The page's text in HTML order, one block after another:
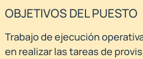
OBJETIVOS DEL PUESTO
Trabajo de ejecución
en realizar las tareas de